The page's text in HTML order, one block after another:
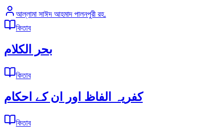
আল্লামা সাঈদ আহমাদ পালনপুরী রহ.
কিতাব
بحر الكلام
কিতাব
کفریہ الفاظ اور ان کے احکام
কিতাব